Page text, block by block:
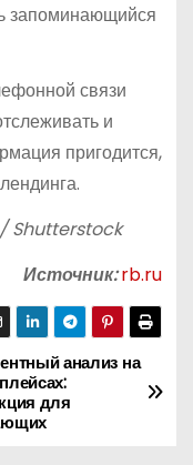
запоминающийся
связи
и
пригодится,
Shutterstock
Источник: rb.ru
анализ на
для